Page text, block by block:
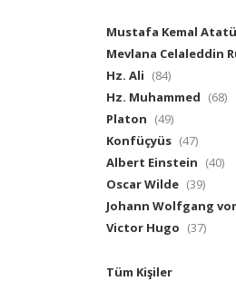
Mustafa Kemal
Mevlana Celaleddin
Hz. Ali (84)
Hz. Muhammed (68)
Platon (49)
Konfüçyüs (47)
Albert Einstein (40)
Oscar Wilde (39)
Johann Wolfgang
Victor Hugo (37)
Tüm Kişiler